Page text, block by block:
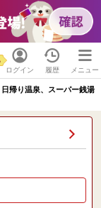
ログイン 履歴 メニュー
帰り温泉、スーパー銭湯